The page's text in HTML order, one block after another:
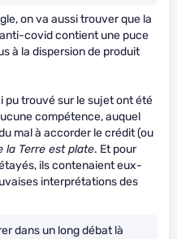
on va aussi trouver que la
covid contient une puce
à la dispersion de produit
pu trouvé sur le sujet ont été
compétence, auquel
mal à accorder le crédit (ou
la Terre est plate. Et pour
ils contenaient eux-
interprétations des
dans un long débat là